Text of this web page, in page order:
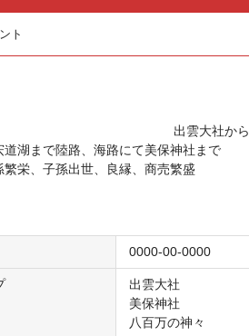
ト
出雲大社か
道湖まで陸路、海路にて美保神社まで
繁栄、子孫出世、良縁、商売繁盛
0000-00-0000
出雲大社
美保神社
八百万の神々